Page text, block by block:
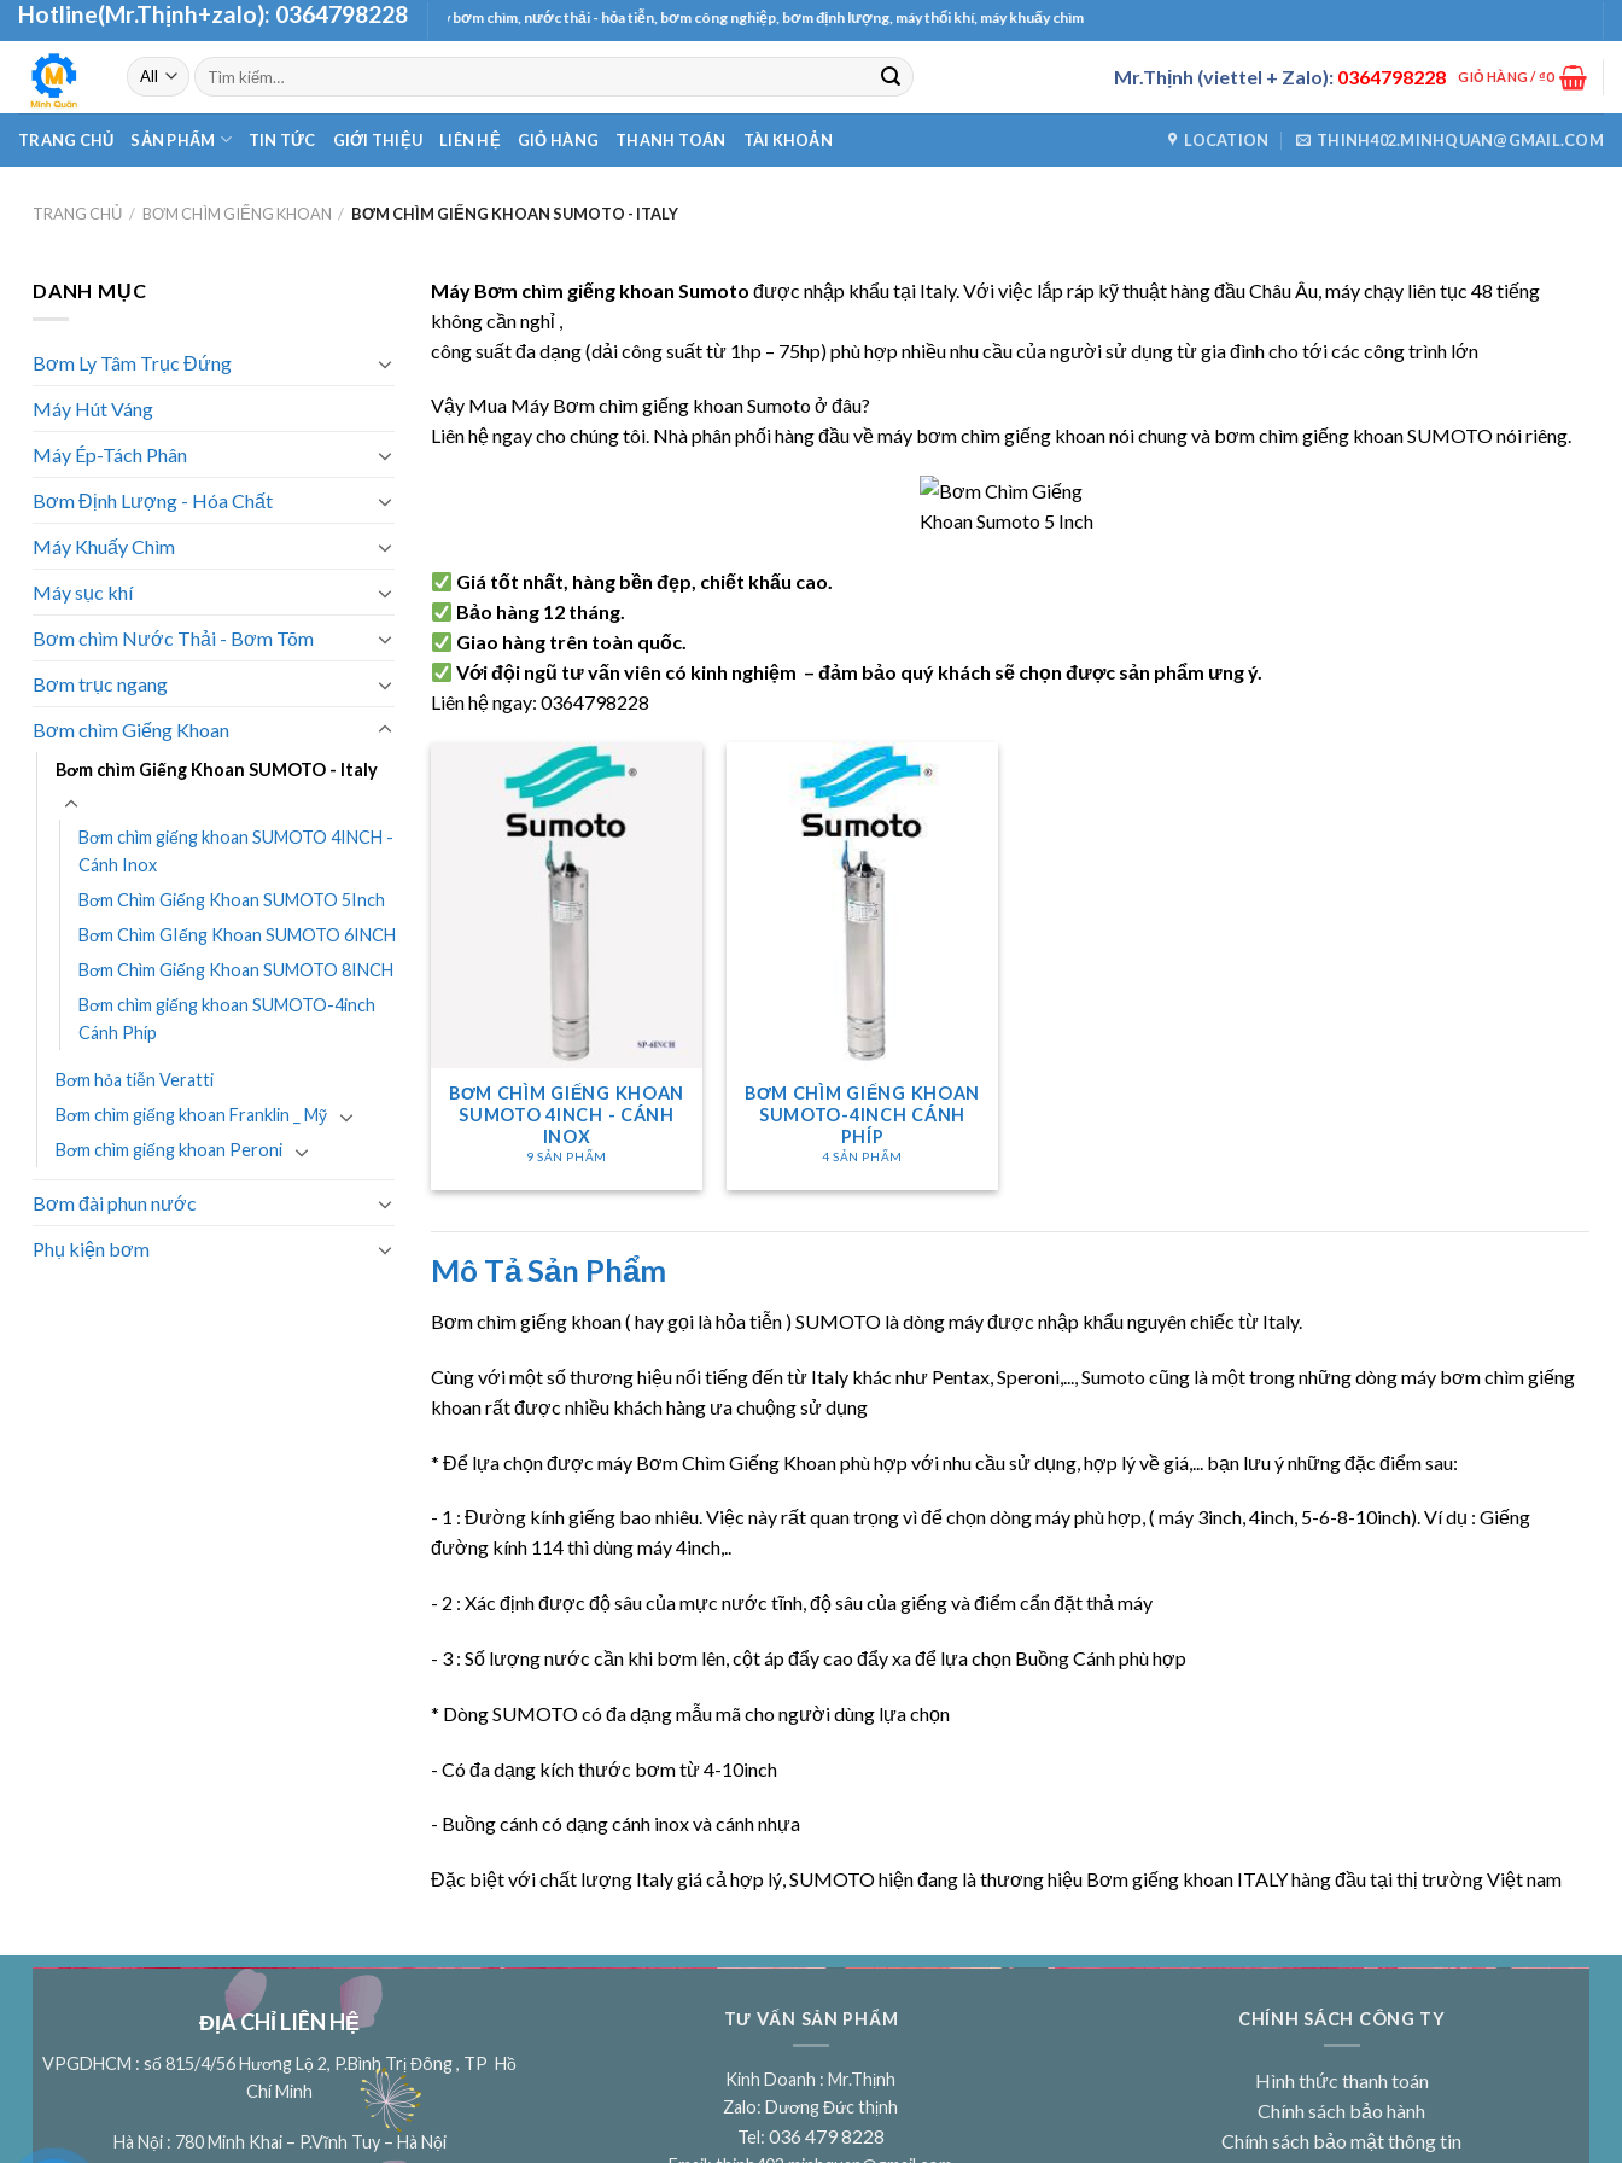
Skip
to
content
Hotline(Mr.Thịnh+zalo): 0364798228
Chuyên cung cấp và phân phối các loại máy bơm chìm, nước thải - hỏa tiễn, bơm công nghiệp, bơm định lượng, máy thổi khí, máy khuấy chìm
Tìm
kiếm:
Mr.Thịnh (viettel + Zalo): 0364798228 GIỎ HÀNG /₫0
TRANG CHỦ SẢN PHẨM TIN TỨC GIỚI THIỆU LIÊN HỆ GIỎ HÀNG THANH TOÁN TÀI KHOẢN LOCATION THINH402.MINHQUAN@GMAIL.COM
TRANG CHỦ / BƠM CHÌM GIẾNG KHOAN / BƠM CHÌM GIẾNG KHOAN SUMOTO - ITALY
DANH MỤC
Bơm Ly Tâm Trục Đứng
Máy Hút Váng
Máy Ép-Tách Phân
Bơm Định Lượng - Hóa Chất
Máy Khuấy Chìm
Máy sục khí
Bơm chìm Nước Thải - Bơm Tõm
Bơm trục ngang
Bơm chìm Giếng Khoan
Bơm chìm Giếng Khoan SUMOTO - Italy
Bơm chìm giếng khoan SUMOTO 4INCH -
Cánh Inox
Bơm Chìm Giếng Khoan SUMOTO 5Inch
Bơm Chìm GIếng Khoan SUMOTO 6INCH
Bơm Chìm Giếng Khoan SUMOTO 8INCH
Bơm chìm giếng khoan SUMOTO-4inch
Cánh Phíp
Bơm hỏa tiễn Veratti
Bơm chìm giếng khoan Franklin _ Mỹ
Bơm chìm giếng khoan Peroni
Bơm đài phun nước
Phụ kiện bơm
Máy Bơm chìm giếng khoan Sumoto được nhập khẩu tại Italy. Với việc lắp ráp kỹ thuật hàng đầu Châu Âu, máy chạy liên tục 48 tiếng
không cần nghỉ ,
công suất đa dạng (dải công suất từ 1hp – 75hp) phù hợp nhiều nhu cầu của người sử dụng từ gia đình cho tới các công trình lớn
Vậy Mua Máy Bơm chìm giếng khoan Sumoto ở đâu?
Liên hệ ngay cho chúng tôi. Nhà phân phối hàng đầu về máy bơm chìm giếng khoan nói chung và bơm chìm giếng khoan SUMOTO nói riêng.
Giá tốt nhất, hàng bền đẹp, chiết khấu cao.
Bảo hàng 12 tháng.
Giao hàng trên toàn quốc.
Với đội ngũ tư vấn viên có kinh nghiệm – đảm bảo quý khách sẽ chọn được sản phẩm ưng ý.
Liên hệ ngay: 0364798228
BƠM CHÌM GIẾNG KHOAN
SUMOTO 4INCH - CÁNH
INOX
9 SẢN PHẨM
BƠM CHÌM GIẾNG KHOAN
SUMOTO-4INCH CÁNH
PHÍP
4 SẢN PHẨM
Mô Tả Sản Phẩm
Bơm chìm giếng khoan ( hay gọi là hỏa tiễn ) SUMOTO là dòng máy được nhập khẩu nguyên chiếc từ Italy.
Cùng với một số thương hiệu nổi tiếng đến từ Italy khác như Pentax, Speroni,..., Sumoto cũng là một trong những dòng máy bơm chìm giếng
khoan rất được nhiều khách hàng ưa chuộng sử dụng
* Để lựa chọn được máy Bơm Chìm Giếng Khoan phù hợp với nhu cầu sử dụng, hợp lý về giá,... bạn lưu ý những đặc điểm sau:
- 1 : Đường kính giếng bao nhiêu. Việc này rất quan trọng vì để chọn dòng máy phù hợp, ( máy 3inch, 4inch, 5-6-8-10inch). Ví dụ : Giếng
đường kính 114 thì dùng máy 4inch,..
- 2 : Xác định được độ sâu của mực nước tĩnh, độ sâu của giếng và điểm cẩn đặt thả máy
- 3 : Số lượng nước cần khi bơm lên, cột áp đẩy cao đẩy xa để lựa chọn Buồng Cánh phù hợp
* Dòng SUMOTO có đa dạng mẫu mã cho người dùng lựa chọn
- Có đa dạng kích thước bơm từ 4-10inch
- Buồng cánh có dạng cánh inox và cánh nhựa
Đặc biệt với chất lượng Italy giá cả hợp lý, SUMOTO hiện đang là thương hiệu Bơm giếng khoan ITALY hàng đầu tại thị trường Việt nam
ĐỊA CHỈ LIÊN HỆ
VPGDHCM : số 815/4/56 Hương Lộ 2, P.Bình Trị Đông , TP Hồ
Chí Minh
Hà Nội : 780 Minh Khai – P.Vĩnh Tuy – Hà Nội
TƯ VẤN SẢN PHẨM
Kinh Doanh : Mr.Thịnh
Zalo: Dương Đức thịnh
Tel: 036 479 8228
CHÍNH SÁCH CÔNG TY
Hình thức thanh toán
Chính sách bảo hành
Chính sách bảo mật thông tin